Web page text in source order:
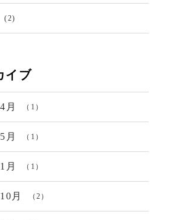
(2)
イブ
月 （1）
月 （1）
月 （1）
月 （2）